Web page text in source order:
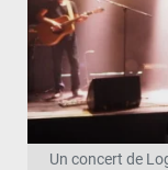
Un concert de